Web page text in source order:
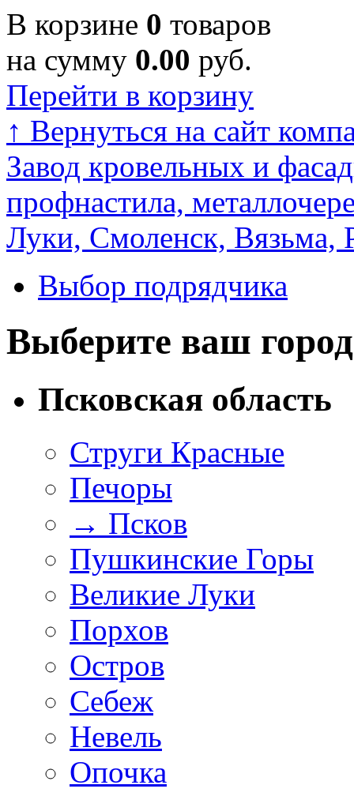
В корзине 0 товаров
на сумму 0.00 руб.
Перейти в корзину
↑ Вернуться на сайт
Завод кровельных и
профнастила,
Луки, Смоленск, Вязьма,
Выбор подрядчика
Выберите ваш город
Псковская область
Струги Красные
Печоры
→ Псков
Пушкинские Горы
Великие Луки
Порхов
Остров
Себеж
Невель
Опочка